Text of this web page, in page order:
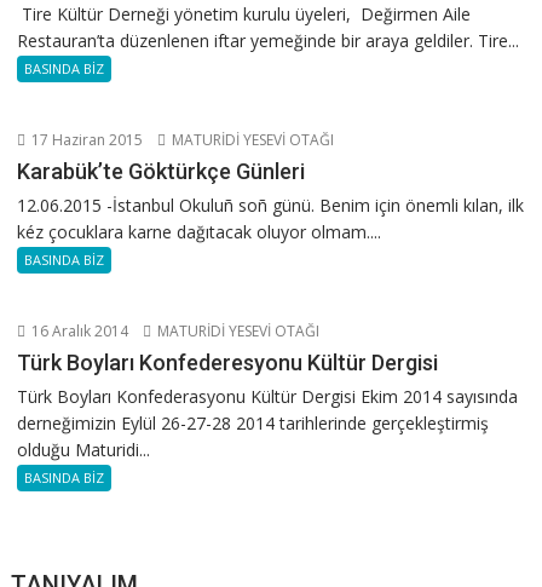
Tire Kültür Derneği yönetim kurulu üyeleri, Değirmen Aile
Restauran’ta düzenlenen iftar yemeğinde bir araya geldiler. Tire...
BASINDA BİZ
17 Haziran 2015 MATURİDİ YESEVİ OTAĞI
Karabük’te Göktürkçe Günleri
12.06.2015 -İstanbul Okuluñ soñ günü. Benim için önemli kılan, ilk
kéz çocuklara karne dağıtacak oluyor olmam....
BASINDA BİZ
16 Aralık 2014 MATURİDİ YESEVİ OTAĞI
Türk Boyları Konfederesyonu Kültür Dergisi
Türk Boyları Konfederasyonu Kültür Dergisi Ekim 2014 sayısında
derneğimizin Eylül 26-27-28 2014 tarihlerinde gerçekleştirmiş
olduğu Maturidi...
BASINDA BİZ